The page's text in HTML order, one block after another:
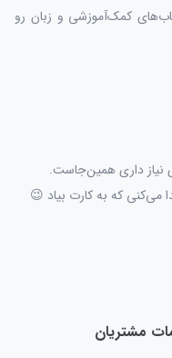
کمک‌آموزشی و زبان رو
نیاز داری همین‌جاست.
می‌کنی که به کارت بیاد 😉
مشتریان